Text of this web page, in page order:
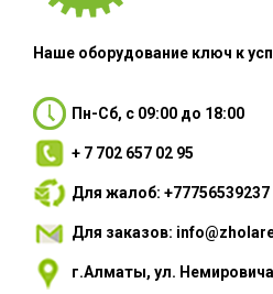
Наше оборудование ключ к
Пн-Сб, с 09:00 до 18:00
+ 7 702 657 02 95
Для жалоб: +77756539237
Для заказов:
г.Алматы, ул.